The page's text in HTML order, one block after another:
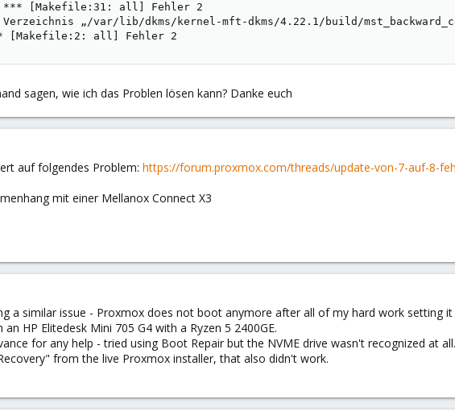
*** [Makefile:31: all] Fehler 2
Verzeichnis „/var/lib/dkms/kernel-mft-dkms/4.22.1/build/
[Makefile:2: all] Fehler 2
sagen, wie ich das Problen lösen kann? Danke euch
auf folgendes Problem: https://forum.proxmox.com/threads/update-von-7-auf-8-
mit einer Mellanox Connect X3
a similar issue - Proxmox does not boot anymore after all of my hard work setting it
an HP Elitedesk Mini 705 G4 with a Ryzen 5 2400GE.
for any help - tried using Boot Repair but the NVME drive wasn't recognized at all.
from the live Proxmox installer, that also didn't work.